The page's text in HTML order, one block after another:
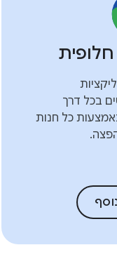
בכל דרך
כל חנות